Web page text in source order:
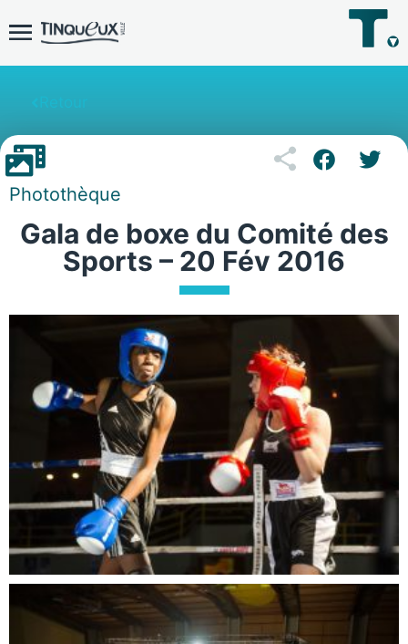
Photothèque
Gala de boxe du Comité des
Sports – 20 Fév 2016